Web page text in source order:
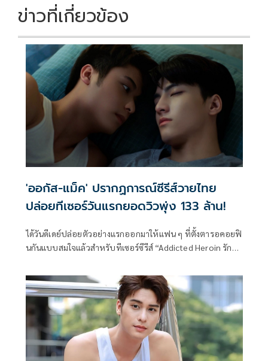
ข่าวที่เกี่ยวข้อง
'ออกัส-แม็ค' ปรากฏการณ์ซีรีส์วายไทย
ปล่อยทีเซอร์วันแรกยอดวิวพุ่ง 133 ล้าน!
ได้วันดีเดย์ปล่อยตัวอย่างแรกออกมาให้แฟน ๆ ที่ตั้งตารอคอยฟิ
นกันแบบสมใจแล้วสำหรับทีเซอร์ซีรีส์ “Addicted Heroin รัก
โดย บริษัท Hollywood Jinloe, Hollywood Thailand และ
Golden Dog